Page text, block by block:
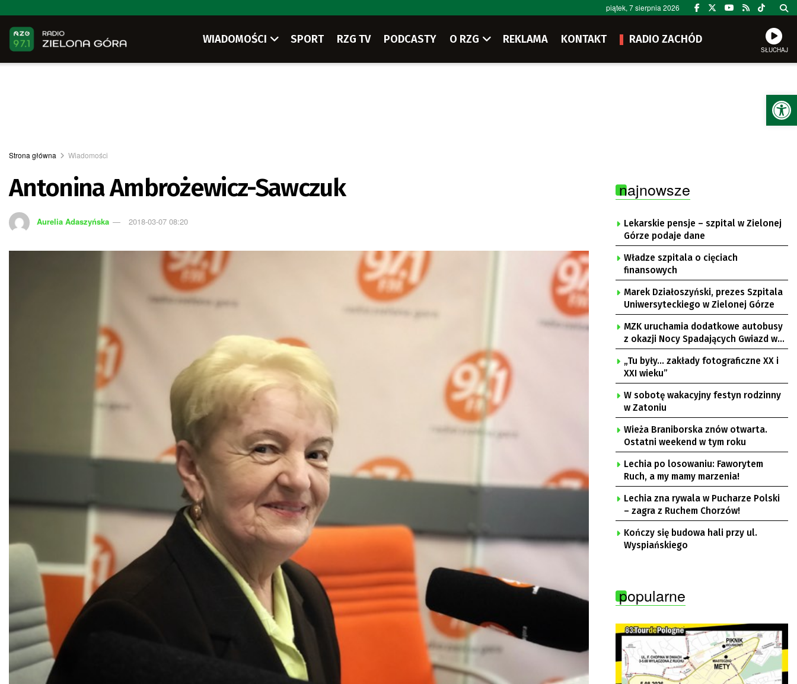
piątek, 7 sierpnia 2026
WIADOMOŚCI SPORT RZG TV PODCASTY O RZG REKLAMA KONTAKT RADIO ZACHÓD
SŁUCHAJ
Strona główna Wiadomości
Antonina Ambrożewicz-Sawczuk
Aurelia Adaszyńska 2018-03-07 08:20
najnowsze
Lekarskie pensje – szpital w Zielonej
Górze podaje dane
Władze szpitala o cięciach
finansowych
Marek Działoszyński, prezes Szpitala
Uniwersyteckiego w Zielonej Górze
MZK uruchamia dodatkowe autobusy
z okazji Nocy Spadających Gwiazd w
Ochli
„Tu były… zakłady fotograficzne XX i
XXI wieku”
W sobotę wakacyjny festyn rodzinny
w Zatoniu
Wieża Braniborska znów otwarta.
Ostatni weekend w tym roku
Lechia po losowaniu: Faworytem
Ruch, a my mamy marzenia!
Lechia zna rywala w Pucharze Polski
– zagra z Ruchem Chorzów!
Kończy się budowa hali przy ul.
Wyspiańskiego
popularne